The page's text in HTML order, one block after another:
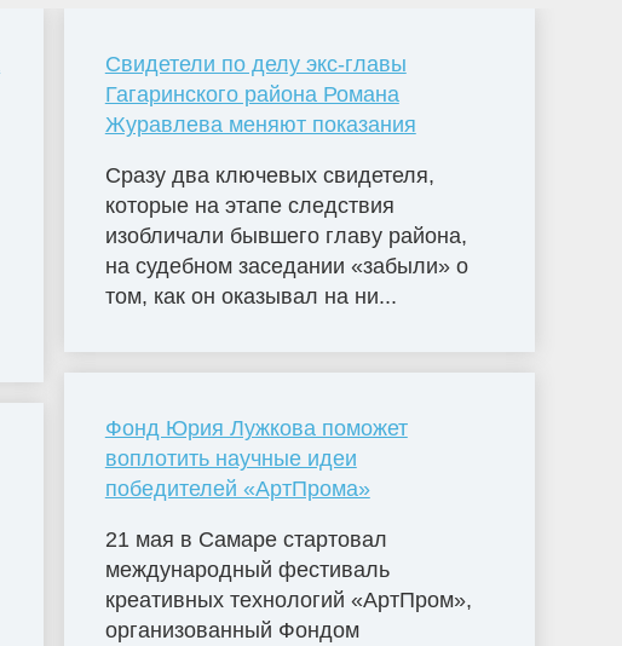
Свидетели по делу экс-главы
Гагаринского района Романа
Журавлева меняют показания
Сразу два ключевых свидетеля,
которые на этапе следствия
изобличали бывшего главу района,
на судебном заседании «забыли» о
том, как он оказывал на ни...
Фонд Юрия Лужкова поможет
воплотить научные идеи
победителей «АртПрома»
21 мая в Самаре стартовал
международный фестиваль
креативных технологий «АртПром»,
организованный Фондом